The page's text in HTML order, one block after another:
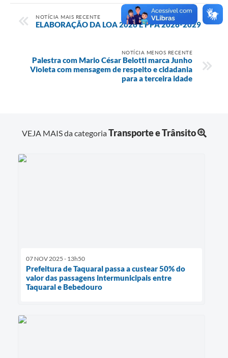
NOTÍCIA MAIS RECENTE
ELABORAÇÃO DA LOA 2026 E PPA 2026-2029
NOTÍCIA MENOS RECENTE
Palestra com Mario César Belotti marca Junho
Violeta com mensagem de respeito e cidadania
para a terceira idade
VEJA MAIS da categoriaTransporte e Trânsito
07 NOV 2025 - 13h50
Prefeitura de Taquaral passa a custear 50% do
valor das passagens intermunicipais entre
Taquaral e Bebedouro